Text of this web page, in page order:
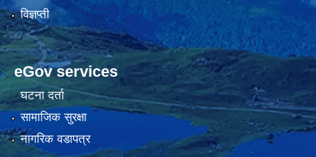
विज्ञप्ती
eGov services
घटना दर्ता
सामाजिक सुरक्षा
नागरिक वडापत्र